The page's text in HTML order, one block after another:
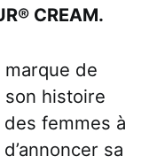
CREAM.
de
histoire
des femmes à
sa